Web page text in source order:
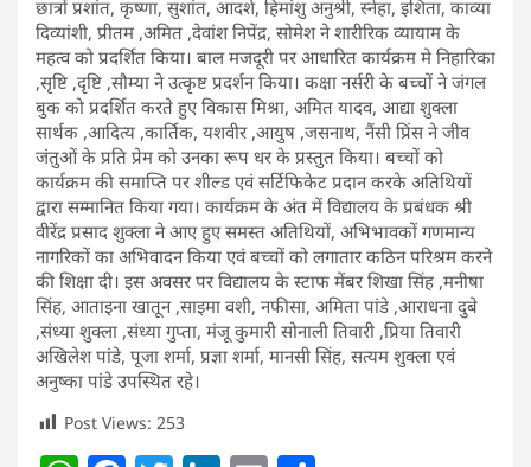
छात्रों प्रशांत, कृष्णा, सुशांत, आदर्श, हिमांशु अनुश्री, स्नेहा, इशिता, काव्या
दिव्यांशी, प्रीतम ,अमित ,देवांश निपेंद्र, सोमेश ने शारीरिक व्यायाम के
महत्व को प्रदर्शित किया। बाल मजदूरी पर आधारित कार्यक्रम मे निहारिका
,सृष्टि ,दृष्टि ,सौम्या ने उत्कृष्ट प्रदर्शन किया। कक्षा नर्सरी के बच्चों ने जंगल
बुक को प्रदर्शित करते हुए विकास मिश्रा, अमित यादव, आद्या शुक्ला
सार्थक ,आदित्य ,कार्तिक, यशवीर ,आयुष ,जसनाथ, नैंसी प्रिंस ने जीव
जंतुओं के प्रति प्रेम को उनका रूप धर के प्रस्तुत किया। बच्चों को
कार्यक्रम की समाप्ति पर शील्ड एवं सर्टिफिकेट प्रदान करके अतिथियों
द्वारा सम्मानित किया गया। कार्यक्रम के अंत में विद्यालय के प्रबंधक श्री
वीरेंद्र प्रसाद शुक्ला ने आए हुए समस्त अतिथियों, अभिभावकों गणमान्य
नागरिकों का अभिवादन किया एवं बच्चों को लगातार कठिन परिश्रम करने
की शिक्षा दी। इस अवसर पर विद्यालय के स्टाफ मेंबर शिखा सिंह ,मनीषा
सिंह, आताइना खातून ,साइमा वशी, नफीसा, अमिता पांडे ,आराधना दुबे
,संध्या शुक्ला ,संध्या गुप्ता, मंजू कुमारी सोनाली तिवारी ,प्रिया तिवारी
अखिलेश पांडे, पूजा शर्मा, प्रज्ञा शर्मा, मानसी सिंह, सत्यम शुक्ला एवं
अनुष्का पांडे उपस्थित रहे।
Post Views: 253